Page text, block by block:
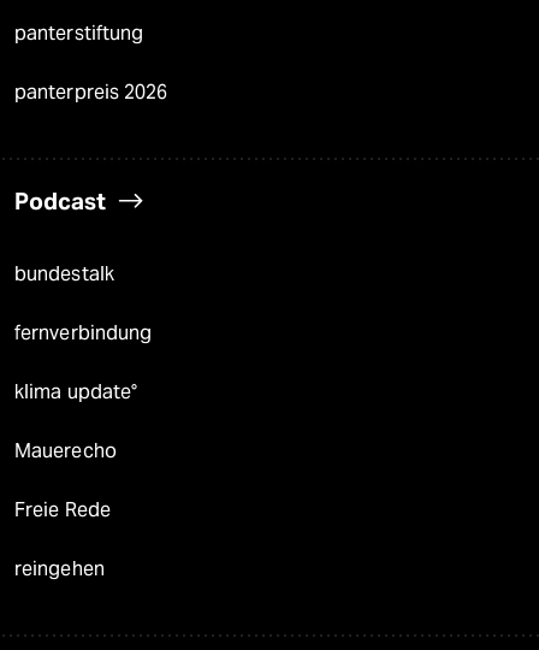
panterstiftung
panterpreis 2026
Podcast
bundestalk
fernverbindung
klima update°
Mauerecho
Freie Rede
reingehen